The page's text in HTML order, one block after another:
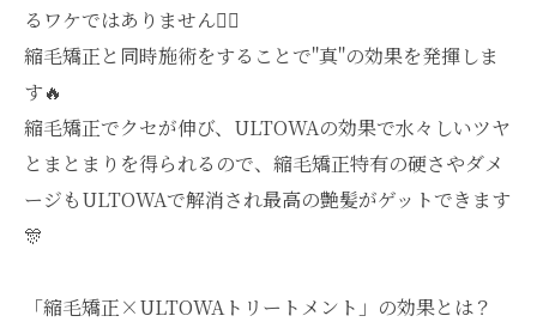
るワケではありません🙅‍♂️
縮毛矯正と同時施術をすることで"真"の効果を発揮しま
す🔥
縮毛矯正でクセが伸び、ULTOWAの効果で水々しいツヤ
とまとまりを得られるので、縮毛矯正特有の硬さやダメ
ージもULTOWAで解消され最高の艶髪がゲットできます
🎊
「縮毛矯正×ULTOWAトリートメント」の効果とは？